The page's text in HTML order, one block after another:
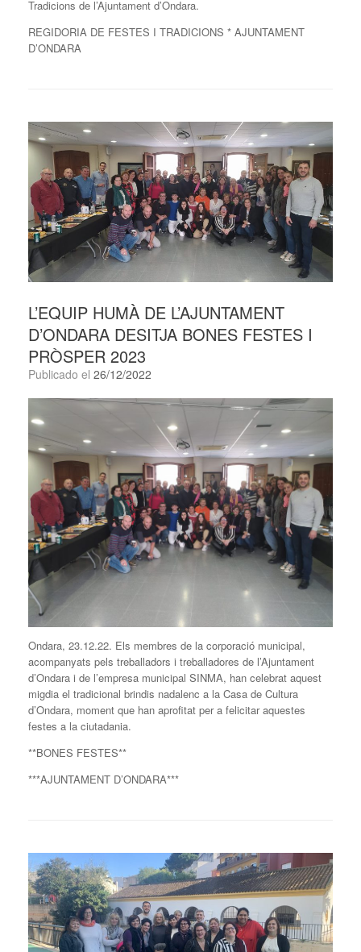
Tradicions de l’Ajuntament d’Ondara.
REGIDORIA DE FESTES I TRADICIONS * AJUNTAMENT
D’ONDARA
L’EQUIP HUMÀ DE L’AJUNTAMENT
D’ONDARA DESITJA BONES FESTES I
PRÒSPER 2023
Publicado el 26/12/2022
Ondara, 23.12.22. Els membres de la corporació municipal,
acompanyats pels treballadors i treballadores de l’Ajuntament
d’Ondara i de l’empresa municipal SINMA, han celebrat aquest
migdia el tradicional brindis nadalenc a la Casa de Cultura
d’Ondara, moment que han aprofitat per a felicitar aquestes
festes a la ciutadania.
**BONES FESTES**
***AJUNTAMENT D’ONDARA***